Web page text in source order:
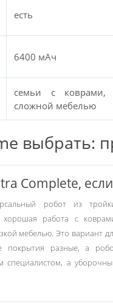
есть
6400 мАч
семьи с
сложной мебелью
выбрать:
Complete, если
робот из
работа с
мебелью. Это вариант
покрытия разные, а
специалистом, а